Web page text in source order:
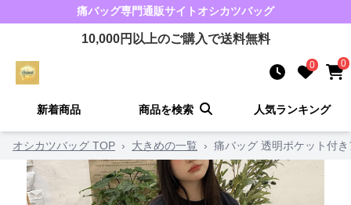
痛バッグ専門通販サイト オシカツバッグ
10,000円以上のご購入で送料無料
0 0
新着商品 商品を検索 人気ランキング
オシカツバッグ TOP › 大きめの一覧 › 痛バッグ 透明ポケット付